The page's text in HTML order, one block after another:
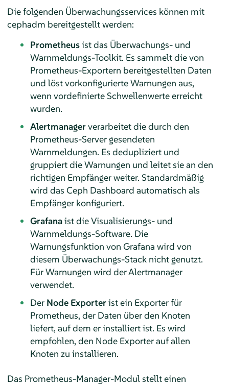
Die folgenden Überwachungsservices können mit
cephadm bereitgestellt werden:
Prometheusist das Überwachungs- und
Warnmeldungs-Toolkit. Es sammelt die von
Prometheus-Exportern bereitgestellten Daten
und löst vorkonfigurierte Warnungen aus,
wenn vordefinierte Schwellenwerte erreicht
wurden.
Alertmanagerverarbeitet die durch den
Prometheus-Server gesendeten
Warnmeldungen. Es dedupliziert und
gruppiert die Warnungen und leitet sie an den
richtigen Empfänger weiter. Standardmäßig
wird das Ceph Dashboard automatisch als
Empfänger konfiguriert.
Grafanaist die Visualisierungs- und
Warnmeldungs-Software. Die
Warnungsfunktion von Grafana wird von
diesem Überwachungs-Stack nicht genutzt.
Für Warnungen wird der Alertmanager
verwendet.
Der Node Exporterist ein Exporter für
Prometheus, der Daten über den Knoten
liefert, auf dem er installiert ist. Es wird
empfohlen, den Node Exporter auf allen
Knoten zu installieren.
Das Prometheus-Manager-Modul stellt einen